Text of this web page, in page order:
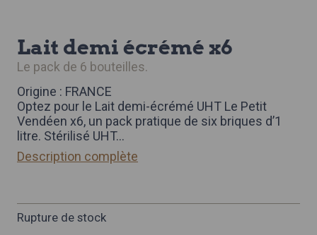
lait demi écrémé x6
le pack de 6 bouteilles.
Origine : FRANCE
Optez pour le Lait demi-écrémé UHT Le Petit
Vendéen x6, un pack pratique de six briques d’1
litre. Stérilisé UHT...
Description complète
Rupture de stock